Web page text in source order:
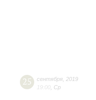
25 сентября 2019
19:00 Ср